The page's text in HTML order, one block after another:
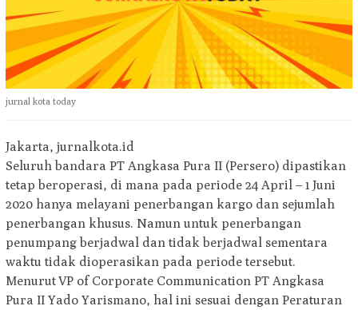
jurnal kota today
Jakarta, jurnalkota.id
Seluruh bandara PT Angkasa Pura II (Persero) dipastikan
tetap beroperasi, di mana pada periode 24 April – 1 Juni
2020 hanya melayani penerbangan kargo dan sejumlah
penerbangan khusus. Namun untuk penerbangan
penumpang berjadwal dan tidak berjadwal sementara
waktu tidak dioperasikan pada periode tersebut.
Menurut VP of Corporate Communication PT Angkasa
Pura II Yado Yarismano, hal ini sesuai dengan Peraturan